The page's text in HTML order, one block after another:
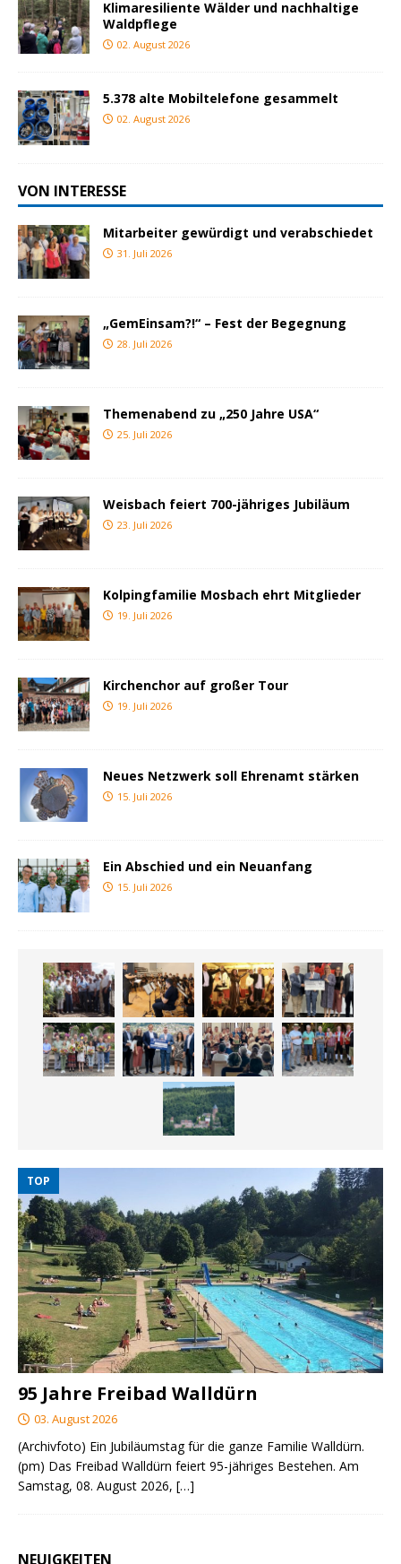
Klimaresiliente Wälder und nachhaltige
Waldpflege
02. August 2026
5.378 alte Mobiltelefone gesammelt
02. August 2026
VON INTERESSE
Mitarbeiter gewürdigt und verabschiedet
31. Juli 2026
„GemEinsam?!“ – Fest der Begegnung
28. Juli 2026
Themenabend zu „250 Jahre USA“
25. Juli 2026
Weisbach feiert 700-jähriges Jubiläum
23. Juli 2026
Kolpingfamilie Mosbach ehrt Mitglieder
19. Juli 2026
Kirchenchor auf großer Tour
19. Juli 2026
Neues Netzwerk soll Ehrenamt stärken
15. Juli 2026
Ein Abschied und ein Neuanfang
15. Juli 2026
TOP
95 Jahre Freibad Walldürn
03. August 2026
(Archivfoto) Ein Jubiläumstag für die ganze Familie Walldürn.
(pm) Das Freibad Walldürn feiert 95-jähriges Bestehen. Am
Samstag, 08. August 2026, […]
NEUIGKEITEN